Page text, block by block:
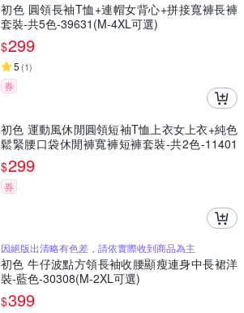
初色 圓領長袖T恤+連帽女背心+拼接寬褲長褲
套裝-共5色-39631(M-4XL可選)
$299
5 (1)
券
初色 運動風休閒圓領短袖T恤上衣女上衣+純色
鬆緊腰口袋休閒褲寬褲短褲套裝-共2色-11401
(M-2XL可選)
$299
券
因絕版出清略有色差，請依實際收到商品為主
初色 牛仔波點方領長袖收腰顯瘦連身中長裙洋
裝-藍色-30308(M-2XL可選)
$399